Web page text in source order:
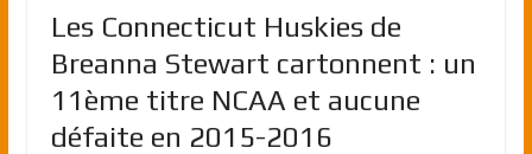
Les Connecticut Huskies de
Breanna Stewart cartonnent : un
11ème titre NCAA et aucune
défaite en 2015-2016